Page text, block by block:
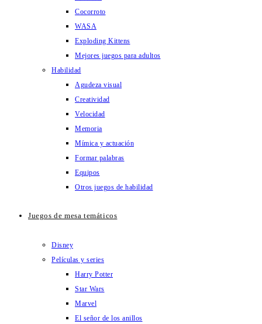
Cocorroto
WASA
Exploding Kittens
Mejores juegos para adultos
Habilidad
Agudeza visual
Creatividad
Velocidad
Memoria
Mímica y actuación
Formar palabras
Equipos
Otros juegos de habilidad
Juegos de mesa temáticos
Disney
Películas y series
Harry Potter
Star Wars
Marvel
El señor de los anillos